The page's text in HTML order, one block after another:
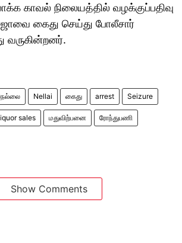
காவல் நிலையத்தில் வழக்குப்பதிவு
கைது செய்து போலீசார்
வருகின்றனர்.
Nellai கைது arrest Seizure
sales மதுவிற்பனை ரோந்துபணி
Show Comments